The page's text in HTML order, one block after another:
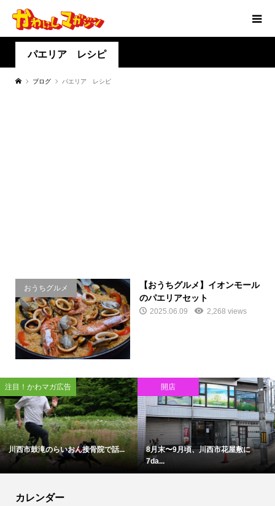
パエリア レシピ
ブログ パエリア レシピ
おうちグルメ
【おうちグルメ】イオンモール
のパエリアセット
2025.06.09 2,268 views
注目！かわマガ広告
川西市鼓滝のらいおん接骨院で話...
開店
8月末〜9月頃、川西市花屋敷に
7da...
カレンダー